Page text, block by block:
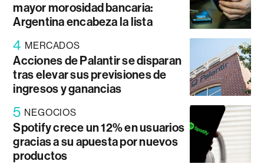
mayor morosidad bancaria:
Argentina encabeza la lista
4 MERCADOS
Acciones de Palantir se disparan
tras elevar sus previsiones de
ingresos y ganancias
5 NEGOCIOS
Spotify crece un 12% en usuarios
gracias a su apuesta por nuevos
productos